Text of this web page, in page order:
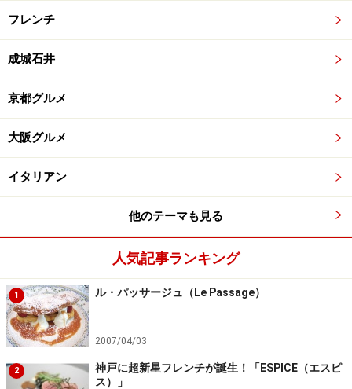
フレンチ
成城石井
京都グルメ
大阪グルメ
イタリアン
他のテーマも見る
人気記事ランキング
1 ル・パッサージュ（Le Passage）
2007/04/03
2
神戸に超新星フレンチが誕生！「ESPICE（エスピ
ス）」